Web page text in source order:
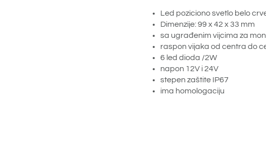
Led poziciono svetlo belo
Dimenzije: 99 x 42 x 33 mm
sa ugrađenim vijcima za
raspon vijaka od centra do
6 led dioda /2W
napon 12V i 24V
stepen zaštite IP67
ima homologaciju